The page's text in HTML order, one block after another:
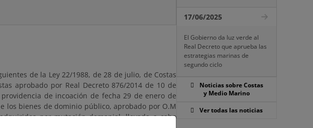
de la Ley 22/1988, de 28 de julio, de Costas
aprobado por Real Decreto 876/2014 de 10 de
de incoación de fecha 29 de enero de
bienes de dominio público, aprobado por O.M
por mutación demanial, llevada a cabo
17/06/2025
El Gobierno da luz verde al
Real Decreto que aprueba las
estrategias marinas de
segundo ciclo
Noticias sobre Costas
y Medio Marino
Ver todas las noticias